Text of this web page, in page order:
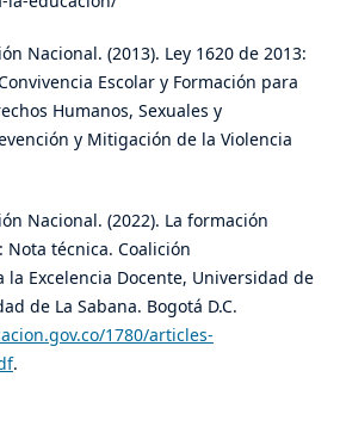
Nacional. (2013). Ley 1620 de 2013:
Escolar y Formación para
Humanos, Sexuales y
y Mitigación de la Violencia
Nacional. (2022). La formación
técnica. Coalición
la Excelencia Docente, Universidad de
de La Sabana. Bogotá D.C.
1780/articles-
.